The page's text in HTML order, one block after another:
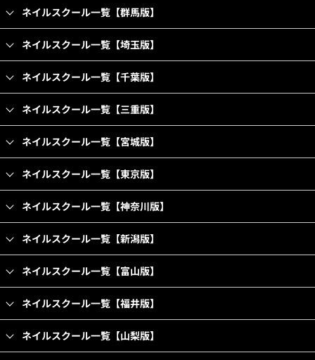
ネイルスクール一覧【群馬版】
ネイルスクール一覧【埼玉版】
ネイルスクール一覧【千葉版】
ネイルスクール一覧【三重版】
ネイルスクール一覧【宮城版】
ネイルスクール一覧【東京版】
ネイルスクール一覧【神奈川版】
ネイルスクール一覧【新潟版】
ネイルスクール一覧【富山版】
ネイルスクール一覧【福井版】
ネイルスクール一覧【山梨版】